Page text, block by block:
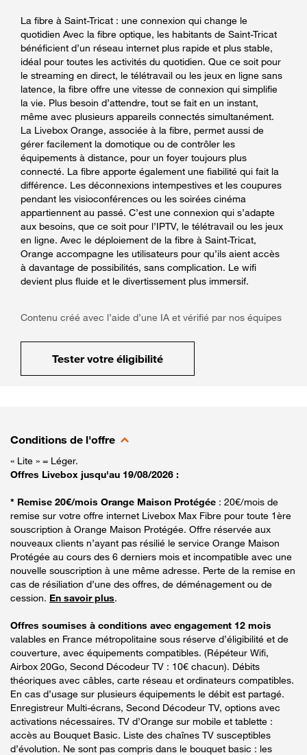
La fibre à Saint-Tricat : une connexion qui change le
quotidien Avec la fibre optique, les habitants de Saint-Tricat
bénéficient d’un réseau internet plus rapide et plus stable,
idéal pour toutes les activités du quotidien. Que ce soit pour
le streaming en direct, le télétravail ou les jeux en ligne sans
latence, la fibre offre une vitesse de connexion qui simplifie
la vie. Plus besoin d’attendre, tout se fait en un instant,
même avec plusieurs appareils connectés simultanément.
La Livebox Orange, associée à la fibre, permet aussi de
gérer facilement la domotique ou de contrôler les
équipements à distance, pour un foyer toujours plus
connecté. La fibre apporte également une fiabilité qui fait la
différence. Les déconnexions intempestives et les coupures
pendant les visioconférences ou les soirées cinéma
appartiennent au passé. C’est une connexion qui s’adapte
aux besoins, que ce soit pour l’IPTV, le télétravail ou les jeux
en ligne. Avec le déploiement de la fibre à Saint-Tricat,
Orange accompagne les utilisateurs pour qu’ils aient accès
à davantage de possibilités, sans complication. Le wifi
devient plus fluide et le divertissement plus immersif.
Contenu créé avec l’aide d’une IA et vérifié par nos équipes
Tester votre éligibilité
Conditions de l'offre
« Lite » = Léger.
Offres Livebox jusqu'au 19/08/2026 :
* Remise 20€/mois Orange Maison Protégée : 20€/mois de
remise sur votre offre internet Livebox Max Fibre pour toute 1ère
souscription à Orange Maison Protégée. Offre réservée aux
nouveaux clients n’ayant pas résilié le service Orange Maison
Protégée au cours des 6 derniers mois et incompatible avec une
nouvelle souscription à une même adresse. Perte de la remise en
cas de résiliation d’une des offres, de déménagement ou de
cession. En savoir plus.
Offres soumises à conditions avec engagement 12 mois
valables en France métropolitaine sous réserve d’éligibilité et de
couverture, avec équipements compatibles. (Répéteur Wifi,
Airbox 20Go, Second Décodeur TV : 10€ chacun). Débits
théoriques avec câbles, carte réseau et ordinateurs compatibles.
En cas d’usage sur plusieurs équipements le débit est partagé.
Enregistreur Multi-écrans, Second Décodeur TV, options avec
activations nécessaires. TV d’Orange sur mobile et tablette :
accès au Bouquet Basic. Liste des chaînes TV susceptibles
d’évolution. Ne sont pas compris dans le bouquet basic : les